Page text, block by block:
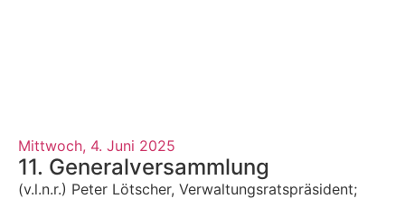
Mittwoch, 4. Juni 2025
11. Generalversammlung
(v.l.n.r.) Peter Lötscher, Verwaltungsratspräsident;